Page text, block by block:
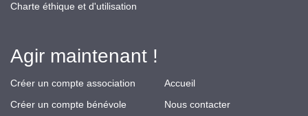
Charte éthique et d'utilisation
Agir maintenant !
Créer un compte association
Créer un compte bénévole
Accueil
Nous contacter